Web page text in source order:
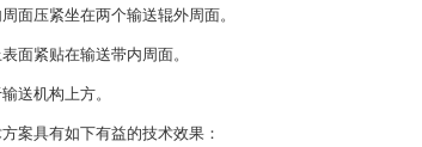
面压紧坐在两个输送辊外周面。
面紧贴在输送带内周面。
送机构上方。
案具有如下有益的技术效果：